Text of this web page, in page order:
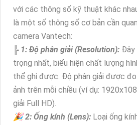
với các thông số kỹ thuật khác
là một số thông số cơ bản cần
camera Vantech:
╠ 1: Độ phân giải (Resolution): Đây
trọng nhất, biểu hiện chất lượng
thể ghi được. Độ phân giải được
ảnh trên mỗi chiều (ví dụ:
giải Full HD).
️🎉 2: Ống kính (Lens): Loại ống